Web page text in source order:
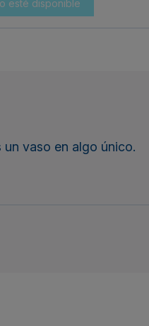
vaso en algo único.